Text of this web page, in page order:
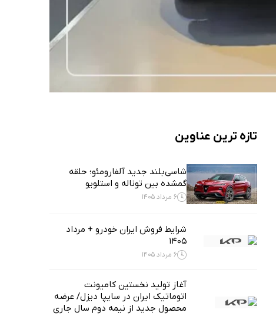
تازه ترین عناوین
شاسی‌بلند جدید آلفارومئو؛ حلقه
گمشده بین توناله و استلویو
6 مرداد 1405
شرایط فروش ایران خودرو + مرداد
1405
6 مرداد 1405
آغاز تولید نخستین کامیونت
اتوماتیک ایران در سایپا دیزل/ عرضه
محصول جدید از نیمه دوم سال جاری